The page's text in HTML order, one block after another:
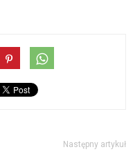
Następny artykuł